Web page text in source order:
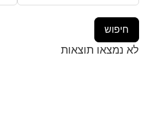
לא נמצאו תוצאות